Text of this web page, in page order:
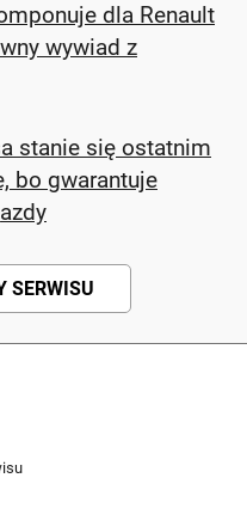
dla Renault
wywiad z
stanie się ostatnim
bo gwarantuje
SERWISU